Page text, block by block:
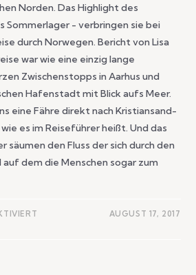
Norden. Das Highlight des
Sommerlager - verbringen sie bei
durch Norwegen. Bericht von Lisa
war wie eine einzig lange
Zwischenstopps in Aarhus und
Hafenstadt mit Blick aufs Meer.
eine Fähre direkt nach Kristiansand-
es im Reiseführer heißt. Und das
säumen den Fluss der sich durch den
dem die Menschen sogar zum
AUGUST 17, 2017